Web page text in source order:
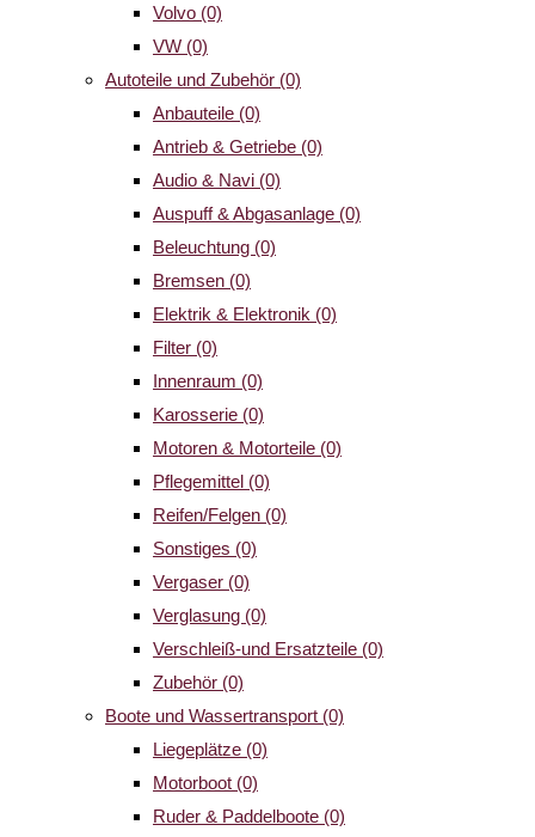
Volvo (0)
VW (0)
Autoteile und Zubehör (0)
Anbauteile (0)
Antrieb & Getriebe (0)
Audio & Navi (0)
Auspuff & Abgasanlage (0)
Beleuchtung (0)
Bremsen (0)
Elektrik & Elektronik (0)
Filter (0)
Innenraum (0)
Karosserie (0)
Motoren & Motorteile (0)
Pflegemittel (0)
Reifen/Felgen (0)
Sonstiges (0)
Vergaser (0)
Verglasung (0)
Verschleiß-und Ersatzteile (0)
Zubehör (0)
Boote und Wassertransport (0)
Liegeplätze (0)
Motorboot (0)
Ruder & Paddelboote (0)